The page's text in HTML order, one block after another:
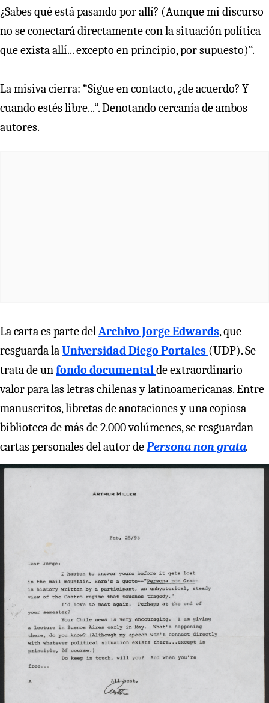
¿Sabes qué está pasando por allí? (Aunque mi discurso
no se conectará directamente con la situación política
que exista allí... excepto en principio, por supuesto)“.
La misiva cierra: “Sigue en contacto, ¿de acuerdo? Y
cuando estés libre...“. Denotando cercanía de ambos
autores.
La carta es parte delArchivo Jorge Edwards, que
resguarda laUniversidad Diego Portales (UDP). Se
trata de unfondo documentalde extraordinario
valor para las letras chilenas y latinoamericanas. Entre
manuscritos, libretas de anotaciones y una copiosa
biblioteca de más de 2.000 volúmenes, se resguardan
cartas personales del autor dePersona non grata.